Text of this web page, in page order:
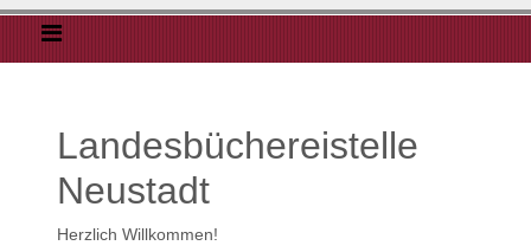
Landesbüchereistelle
Neustadt
Herzlich Willkommen!